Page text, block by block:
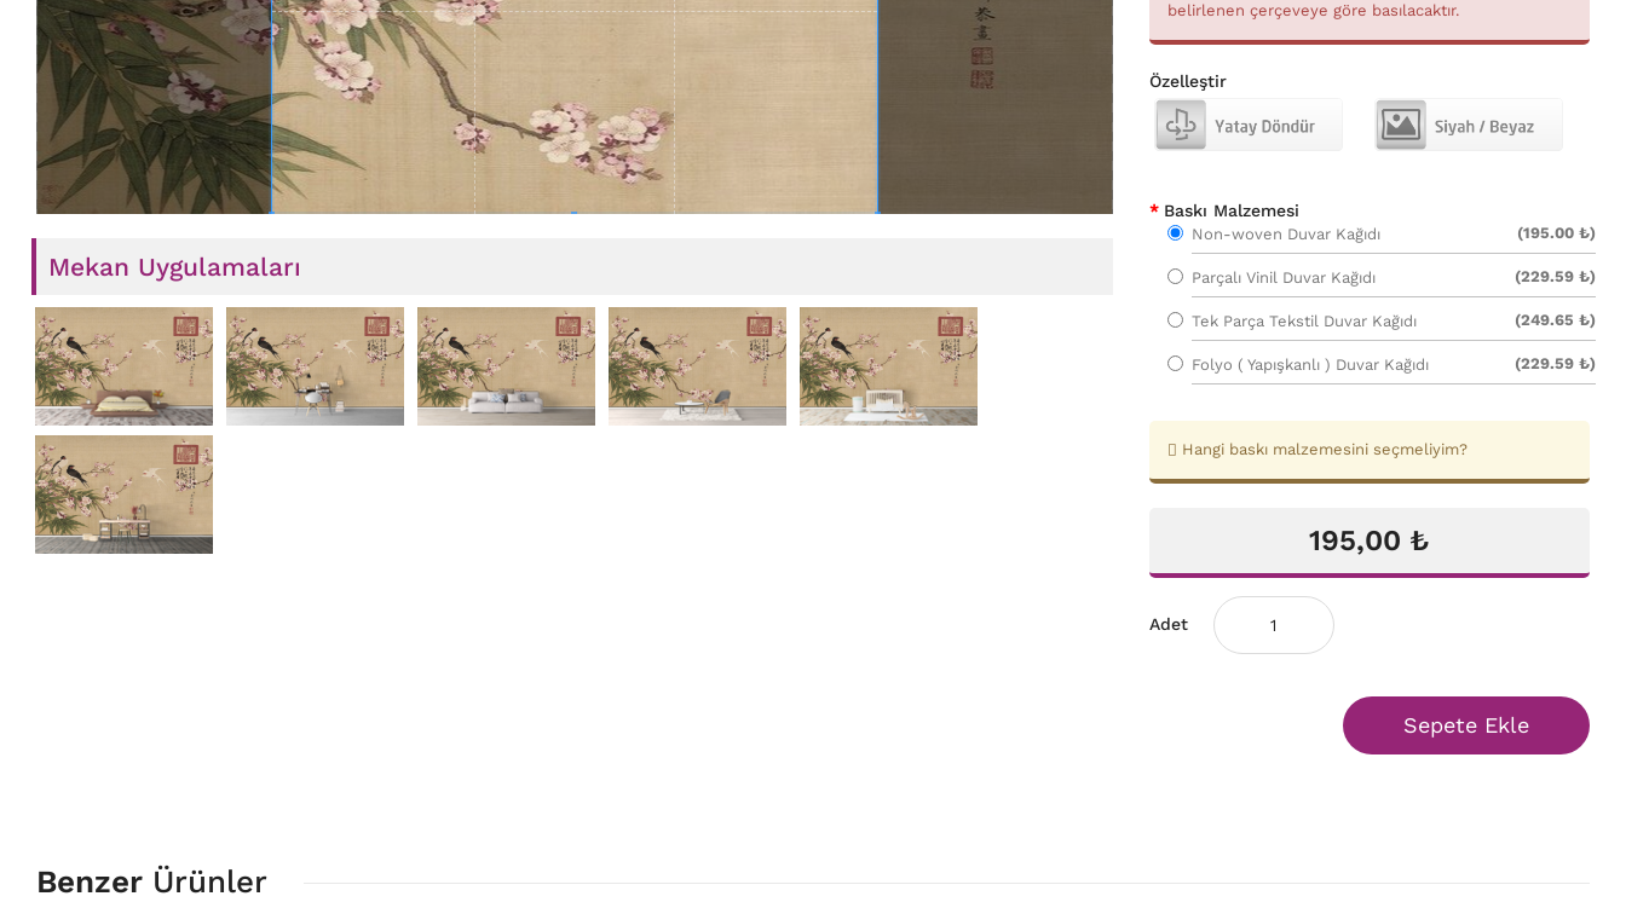
Mekan Uygulamaları
belirlenen çerçeveye göre basılacaktır.
Özelleştir
Baskı Malzemesi
Non-woven Duvar Kağıdı (195.00 ₺)
Parçalı Vinil Duvar Kağıdı (229.59 ₺)
Tek Parça Tekstil Duvar Kağıdı (249.65 ₺)
Folyo ( Yapışkanlı ) Duvar Kağıdı (229.59 ₺)
Hangi baskı malzemesini seçmeliyim?
195,00 ₺
Adet
Sepete Ekle
Benzer Ürünler